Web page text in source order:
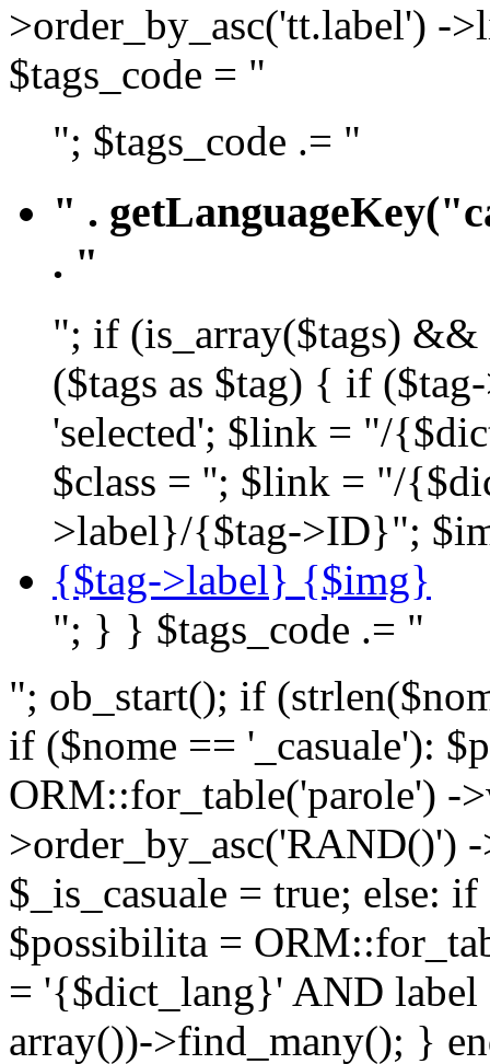
>order_by_asc('tt.label') -
$tags_code = "
"; $tags_code .= "
" .
. "
"; if (is_array($tags) &&
($tags as $tag) { if
'selected'; $link = "/
$class = ''; $link = "/
>label}/{$tag->ID}";
{$tag->label} {$img}
"; } } $tags_code .= "
"; ob_start(); if
if ($nome == '_casuale'):
ORM::for_table('parole') -
>order_by_asc('RAND()')
$_is_casuale = true; else:
$possibilita =
= '{$dict_lang}' AND
array())->find_many(); }